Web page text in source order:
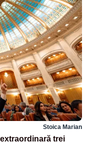
Stoica Marian
trei